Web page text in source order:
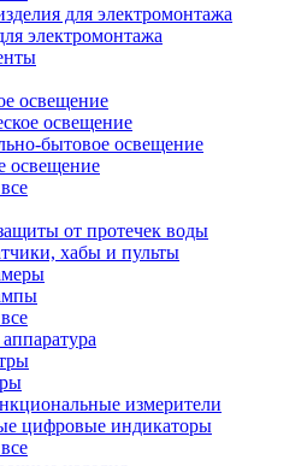
для электромонтажа
электромонтажа
освещение
освещение
бытовое освещение
освещение
от протечек воды
хабы и пульты
измерители
цифровые индикаторы